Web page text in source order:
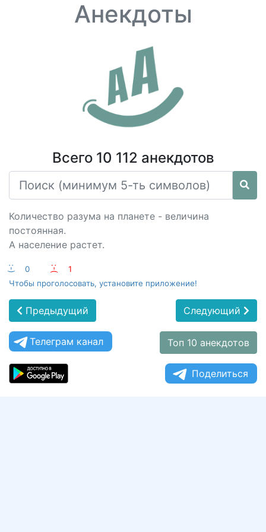
Анекдоты
Всего 10 112 анекдотов
Количество разума на планете - величина
постоянная.
А население растет.
:-) 0 :-(
1
Чтобы проголосовать, установите приложение!
Предыдущий Следующий
Телеграм канал Топ 10 анекдотов
Поделиться